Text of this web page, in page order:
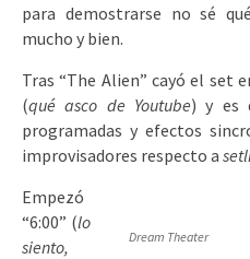
para demostrarse no sé
mucho y bien.
Tras “The Alien” cayó el set
(qué asco de Youtube) y es
programadas y efectos
improvisadores respecto a
Dream Theater
Empezó
“6:00” (lo
siento,